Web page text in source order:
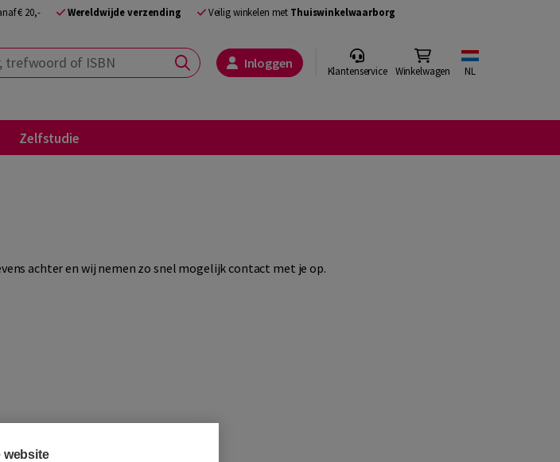
€ 20,- Wereldwijde verzending Veilig winkelen met Thuiswinkelwaarborg
of ISBN Inloggen Klantenservice Winkelwagen NL
Zelfstudie
achter en wij nemen zo snel mogelijk contact met je op.
website